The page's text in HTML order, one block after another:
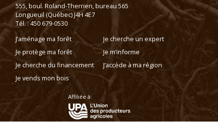
555, boul. Roland-Therrien, bureau 565
Longueuil (Québec) J4H 4E7
Tél. : 450 679-0530
J’aménage ma forêt
Je protège ma forêt
Je cherche du financement
Je vends mon bois
Je cherche un expert
Je m’informe
J’accède à ma région
Affiliée à: